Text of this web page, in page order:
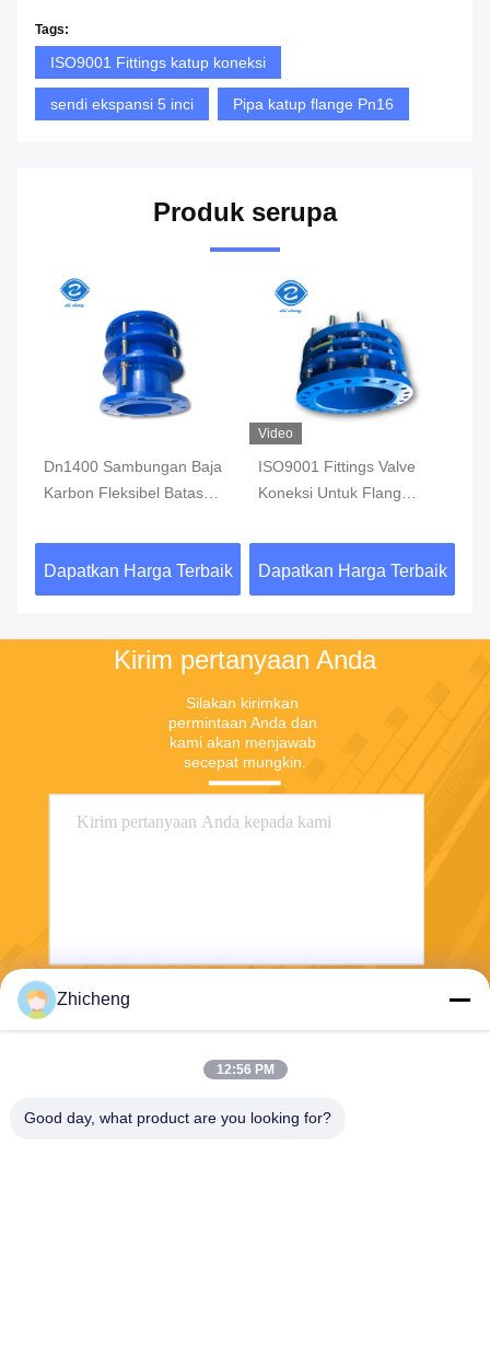
Tags:
ISO9001 Fittings katup koneksi
sendi ekspansi 5 inci Pipa katup flange Pn16
Produk serupa
Dn1400 Sambungan Baja
Karbon Fleksibel Batas
Dapatkan Harga Terbaik
Video
ISO9001 Fittings Valve
Koneksi Untuk Flang
Bulat
Dapatkan Harga Terbaik
Kirim pertanyaan Anda
Silakan kirimkan
permintaan Anda dan
kami akan menjawab
secepat mungkin.
Zhicheng
12:56 PM
Good day, what product are you looking for?